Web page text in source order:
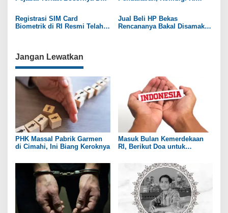
o
s
Registrasi SIM Card
Biometrik di RI Resmi Telah
Jual Beli HP Bekas
Rencananya Bakal Disamakan
Jangan Lewatkan
PHK Massal Pabrik Garmen
di Cimahi, Ini Biang Keroknya
Masuk Bulan Kemerdekaan
RI, Berikut Doa untuk